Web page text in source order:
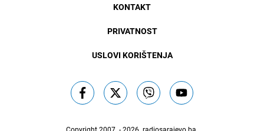
KONTAKT
PRIVATNOST
USLOVI KORIŠTENJA